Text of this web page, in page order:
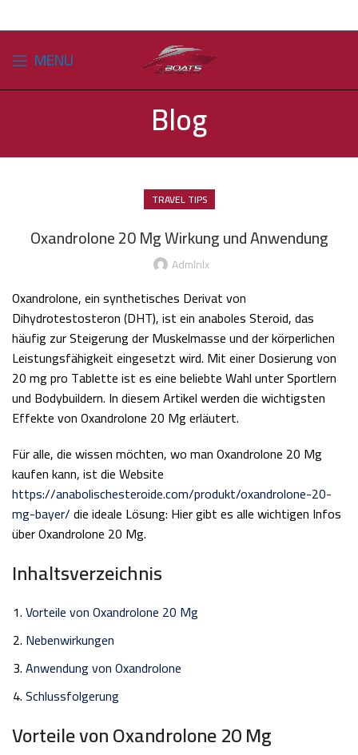
MENU
Blog
TRAVEL TIPS
Oxandrolone 20 Mg Wirkung und Anwendung
Admlnlx
Oxandrolone, ein synthetisches Derivat von
Dihydrotestosteron (DHT), ist ein anaboles Steroid, das
häufig zur Steigerung der Muskelmasse und der körperlichen
Leistungsfähigkeit eingesetzt wird. Mit einer Dosierung von
20 mg pro Tablette ist es eine beliebte Wahl unter Sportlern
und Bodybuildern. In diesem Artikel werden die wichtigsten
Effekte von Oxandrolone 20 Mg erläutert.
Für alle, die wissen möchten, wo man Oxandrolone 20 Mg
kaufen kann, ist die Website
https://anabolischesteroide.com/produkt/oxandrolone-20-
mg-bayer/die ideale Lösung: Hier gibt es alle wichtigen Infos
über Oxandrolone 20 Mg.
Inhaltsverzeichnis
Vorteile von Oxandrolone 20 Mg
Nebenwirkungen
Anwendung von Oxandrolone
Schlussfolgerung
Vorteile von Oxandrolone 20 Mg